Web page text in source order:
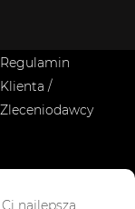
Regulamin
Klienta /
Zleceniodawcy
Zostań
najlepszą